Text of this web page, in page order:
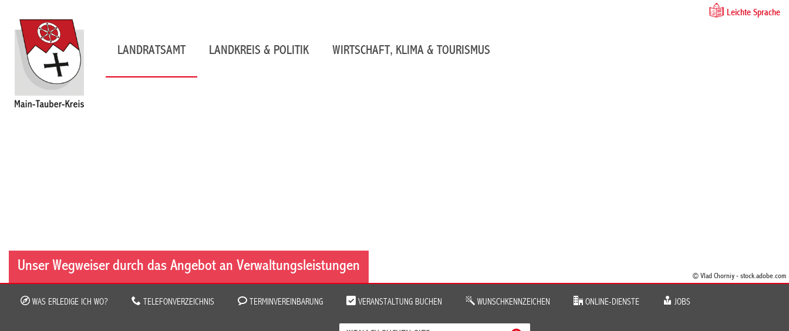
Leichte Sprache
LANDRATSAMT LANDKREIS & POLITIK WIRTSCHAFT, KLIMA & TOURISMUS
Unser Wegweiser durch das Angebot an Verwaltungsleistungen
© Vlad Chorniy - stock.adobe.com
WAS ERLEDIGE ICH WO? TELEFONVERZEICHNIS TERMINVEREINBARUNG VERANSTALTUNG BUCHEN WUNSCHKENNZEICHEN ONLINE-DIENSTE JOBS